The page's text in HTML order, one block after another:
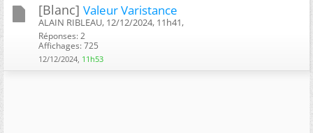
[Blanc] Valeur Varistance
ALAIN RIBLEAU, 12/12/2024, 11h41, ‎
Réponses: 2
Affichages: 725
12/12/2024, 11h53